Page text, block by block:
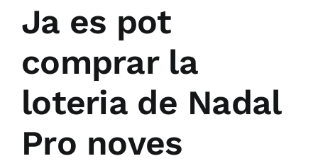
Ja es pot
comprar la
loteria de Nadal
Pro noves